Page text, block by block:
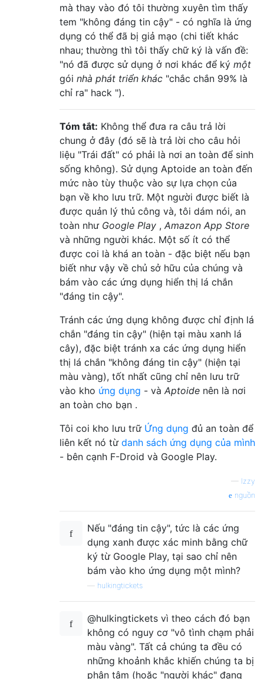
mà thay vào đó tôi thường xuyên tìm thấy
tem "không đáng tin cậy" - có nghĩa là ứng
dụng có thể đã bị giả mạo (chi tiết khác
nhau; thường thì tôi thấy chữ ký là vấn đề:
"nó đã được sử dụng ở nơi khác để ký một
gói nhà phát triển khác "chắc chắn 99% là
chỉ ra" hack ").
Tóm tắt: Không thể đưa ra câu trả lời
chung ở đây (đó sẽ là trả lời cho câu hỏi
liệu "Trái đất" có phải là nơi an toàn để sinh
sống không). Sử dụng Aptoide an toàn đến
mức nào tùy thuộc vào sự lựa chọn của
bạn về kho lưu trữ. Một người được biết là
được quản lý thủ công và, tôi dám nói, an
toàn như Google Play , Amazon App Store
và những người khác. Một số ít có thể
được coi là khá an toàn - đặc biệt nếu bạn
biết như vậy về chủ sở hữu của chúng và
bám vào các ứng dụng hiển thị lá chắn
"đáng tin cậy".
Tránh các ứng dụng không được chỉ định lá
chắn "đáng tin cậy" (hiện tại màu xanh lá
cây), đặc biệt tránh xa các ứng dụng hiển
thị lá chắn "không đáng tin cậy" (hiện tại
màu vàng), tốt nhất cũng chỉ nên lưu trữ
vào kho ứng dụng - và Aptoide nên là nơi
an toàn cho bạn .
Tôi coi kho lưu trữ Ứng dụng đủ an toàn để
liên kết nó từ danh sách ứng dụng của mình
- bên cạnh F-Droid và Google Play.
— Izzy
nguồn
Nếu "đáng tin cậy", tức là các ứng
dụng xanh được xác minh bằng chữ
ký từ Google Play, tại sao chỉ nên
bám vào kho ứng dụng một mình?
hulkingtickets
@hulkingtickets vì theo cách đó bạn
không có nguy cơ "vô tình chạm phải
màu vàng". Tất cả chúng ta đều có
những khoảnh khắc khiến chúng ta bị
phân tâm (hoặc "người khác" đang